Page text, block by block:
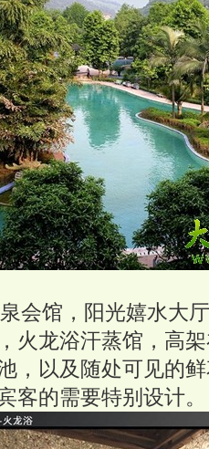
会馆，阳光嬉水大
火龙浴汗蒸馆，高
，以及随处可见的
客的需要特别设计。